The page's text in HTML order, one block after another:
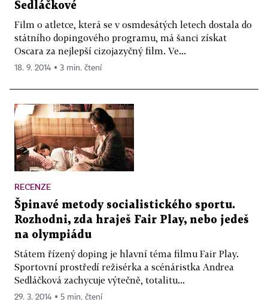
Sedláčkové
Film o atletce, která se v osmdesátých letech dostala do
státního dopingového programu, má šanci získat
Oscara za nejlepší cizojazyčný film. Ve...
18. 9. 2014 ▪ 3 min. čtení
RECENZE
Špinavé metody socialistického sportu.
Rozhodni, zda hraješ Fair Play, nebo jedeš
na olympiádu
Státem řízený doping je hlavní téma filmu Fair Play.
Sportovní prostředí režisérka a scénáristka Andrea
Sedláčková zachycuje výtečně, totalitu...
29. 3. 2014 ▪ 5 min. čtení